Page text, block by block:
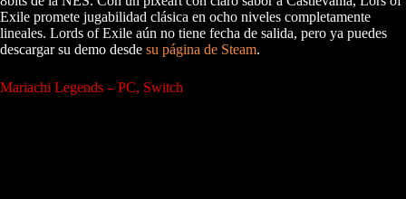
Exile promete jugabilidad clásica en ocho niveles completamente
lineales. Lords of Exile aún no tiene fecha de salida, pero ya puedes
descargar su demo desde su página de Steam.
Mariachi Legends – PC, Switch